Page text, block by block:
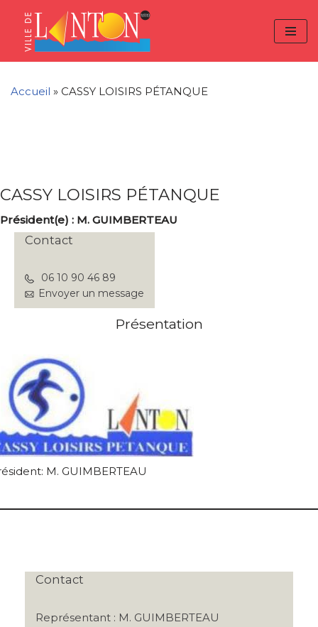
Content
navigation
Aller
Accueil » CASSY LOISIRS PÉTANQUE
CASSY LOISIRS PÉTANQUE
Président(e) : M. GUIMBERTEAU
Contact
06 10 90 46 89
Envoyer un message
Présentation
M. GUIMBERTEAU
Contact
Représentant : M. GUIMBERTEAU
Panneau de gestion des cookies